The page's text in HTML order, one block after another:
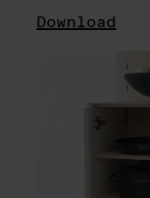
Download